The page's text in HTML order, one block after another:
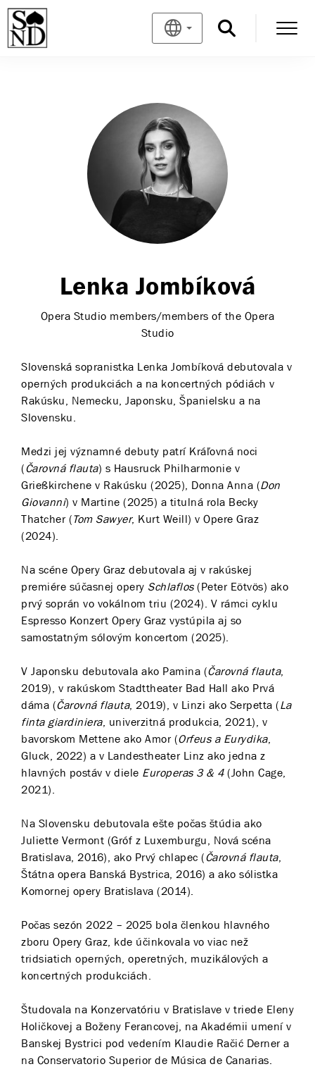
Lenka Jombíková
Opera Studio members/members of the Opera
Studio
Slovenská sopranistka Lenka Jombíková debutovala v
operných produkciách a na koncertných pódiách v
Rakúsku, Nemecku, Japonsku, Španielsku a na
Slovensku.
Medzi jej významné debuty patrí Kráľovná noci
(Čarovná flauta) s Hausruck Philharmonie v
Grießkirchene v Rakúsku (2025), Donna Anna (Don
Giovanni) v Martine (2025) a titulná rola Becky
Thatcher (Tom Sawyer, Kurt Weill) v Opere Graz
(2024).
Na scéne Opery Graz debutovala aj v rakúskej
premiére súčasnej opery Schlaflos(Peter Eötvös) ako
prvý soprán vo vokálnom triu (2024). V rámci cyklu
Espresso Konzert Opery Graz vystúpila aj so
samostatným sólovým koncertom (2025).
V Japonsku debutovala ako Pamina (Čarovná flauta,
2019), v rakúskom Stadttheater Bad Hall ako Prvá
dáma (Čarovná flauta, 2019), v Linzi ako Serpetta (La
finta giardiniera, univerzitná produkcia, 2021), v
bavorskom Mettene ako Amor (Orfeus a Eurydika,
Gluck, 2022) a v Landestheater Linz ako jedna z
hlavných postáv v diele Europeras 3 & 4(John Cage,
2021).
Na Slovensku debutovala ešte počas štúdia ako
Juliette Vermont (Gróf z Luxemburgu, Nová scéna
Bratislava, 2016), ako Prvý chlapec (Čarovná flauta,
Štátna opera Banská Bystrica, 2016) a ako sólistka
Komornej opery Bratislava (2014).
Počas sezón 2022 – 2025 bola členkou hlavného
zboru Opery Graz, kde účinkovala vo viac než
tridsiatich operných, operetných, muzikálových a
koncertných produkciách.
Študovala na Konzervatóriu v Bratislave v triede Eleny
Holičkovej a Boženy Ferancovej, na Akadémii umení v
Banskej Bystrici pod vedením Klaudie Račić Derner a
na Conservatorio Superior de Música de Canarias.